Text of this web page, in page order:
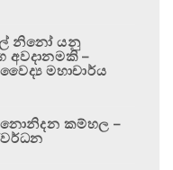
නිනෝ යනු
අවදානමකි –
මහාචාර්ය
කම්හල –